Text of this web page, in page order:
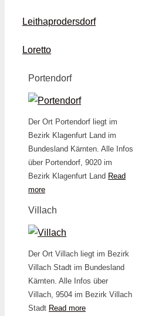
Leithaprodersdorf
Loretto
Portendorf
Der Ort Portendorf liegt im
Bezirk Klagenfurt Land im
Bundesland Kärnten. Alle Infos
über Portendorf, 9020 im
Bezirk Klagenfurt Land Read
more
Villach
Der Ort Villach liegt im Bezirk
Villach Stadt im Bundesland
Kärnten. Alle Infos über
Villach, 9504 im Bezirk Villach
Stadt Read more